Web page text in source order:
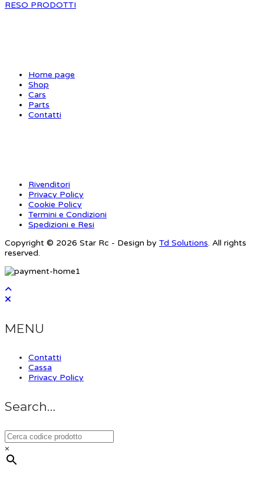
RESO PRODOTTI
Home page
Shop
Cars
Parts
Contatti
Rivenditori
Privacy Policy
Cookie Policy
Termini e Condizioni
Spedizioni e Resi
Copyright © 2026 Star Rc - Design by Td Solutions. All rights
reserved.
MENU
Contatti
Cassa
Privacy Policy
Search…
×